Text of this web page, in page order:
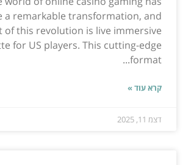
a remarkable transformation, and
of this revolution is live immersive
for US players. This cutting-edge
format...
קרא עוד »
דצמ 11, 2025